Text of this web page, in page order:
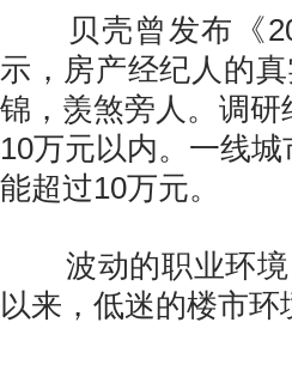
贝壳曾发布《
示，房产经纪人的
锦，羡煞旁人。调
10万元以内。一线
能超过10万元。
波动的职业环境
以来，低迷的楼市环